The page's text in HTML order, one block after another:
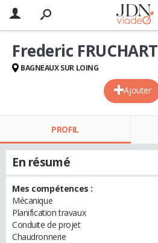
Ajouter
Frederic FRUCHART
BAGNEAUX SUR LOING
PROFIL
En résumé
Mes compétences :
Mécanique
Planification travaux
Conduite de projet
Chaudronnerie